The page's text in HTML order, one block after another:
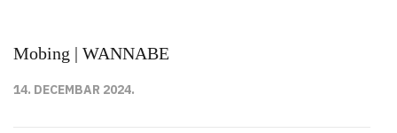
Mobing | WANNABE
14. DECEMBAR 2024.